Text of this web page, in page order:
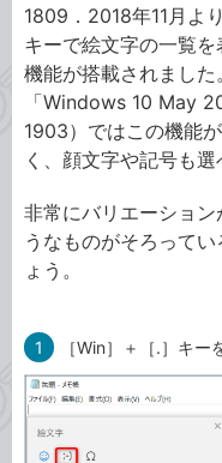
1809．2018年11月よ
キーで絵文字の一覧
機能が搭載されまし
「Windows 10 May
1903）ではこの機能
く、顔文字や記号も選
非常にバリエーショ
うなものがそろって
ょう。
1 ［Win］＋［.］キー